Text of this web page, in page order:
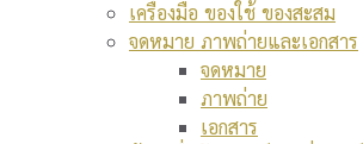
เครื่องมือ ของใช้ ของสะสม
จดหมาย ภาพถ่ายและเอกสาร
จดหมาย
ภาพถ่าย
เอกสาร